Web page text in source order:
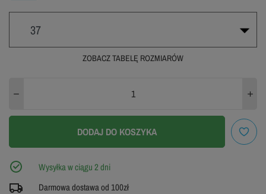
37
38
41
WYPRZEDANE
WYPRZEDANE
WYPRZEDANE
ZOBACZ TABELĘ ROZMIARÓW
DODAJ DO KOSZYKA
Wysyłka w ciągu 2 dni
Darmowa dostawa od 100zł